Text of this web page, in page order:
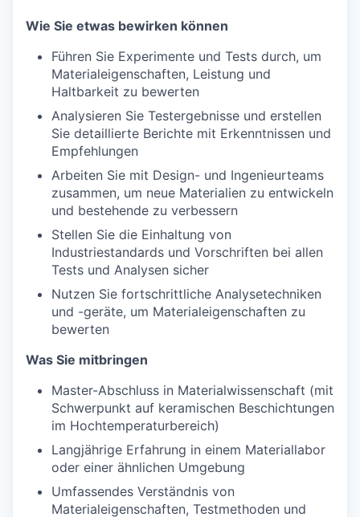
Wie Sie etwas bewirken können
Führen Sie Experimente und Tests durch, um
Materialeigenschaften, Leistung und
Haltbarkeit zu bewerten
Analysieren Sie Testergebnisse und erstellen
Sie detaillierte Berichte mit Erkenntnissen und
Empfehlungen
Arbeiten Sie mit Design- und Ingenieurteams
zusammen, um neue Materialien zu entwickeln
und bestehende zu verbessern
Stellen Sie die Einhaltung von
Industriestandards und Vorschriften bei allen
Tests und Analysen sicher
Nutzen Sie fortschrittliche Analysetechniken
und -geräte, um Materialeigenschaften zu
bewerten
Was Sie mitbringen
Master-Abschluss in Materialwissenschaft (mit
Schwerpunkt auf keramischen Beschichtungen
im Hochtemperaturbereich)
Langjährige Erfahrung in einem Materiallabor
oder einer ähnlichen Umgebung
Umfassendes Verständnis von
Materialeigenschaften, Testmethoden und